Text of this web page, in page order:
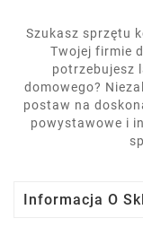
Szukasz sprzętu
Twojej firmie
potrzebujesz
domowego?
postaw na
powystawowe i
Informacja O